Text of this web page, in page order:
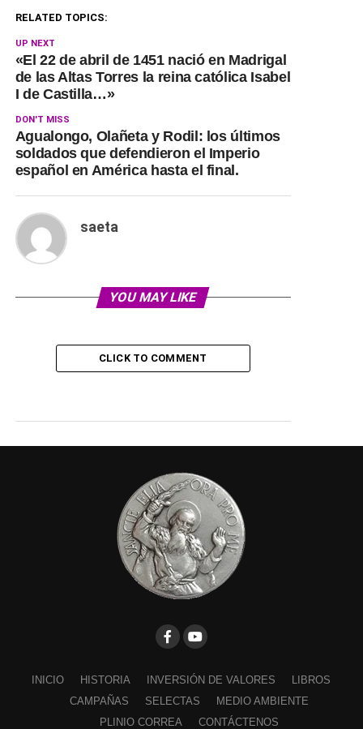
RELATED TOPICS:
UP NEXT
«El 22 de abril de 1451 nació en Madrigal
de las Altas Torres la reina católica Isabel
I de Castilla…»
DON'T MISS
Agualongo, Olañeta y Rodil: los últimos
soldados que defendieron el Imperio
español en América hasta el final.
saeta
YOU MAY LIKE
CLICK TO COMMENT
INICIO HISTORIA INVERSIÓN DE VALORES
LIBROS
CAMPAÑAS
SELECTAS
MEDIO AMBIENTE
PLINIO CORREA
CONTÁCTENOS